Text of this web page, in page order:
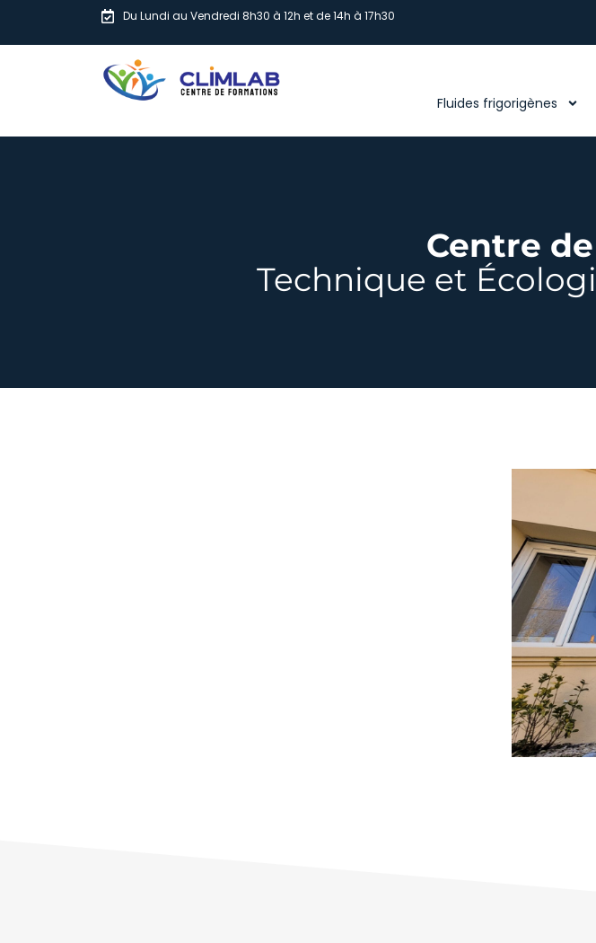
Du Lundi au Vendredi 8h30 à 12h et de 14h à 17h30
Fluides frigorigènes
Centre
Technique et